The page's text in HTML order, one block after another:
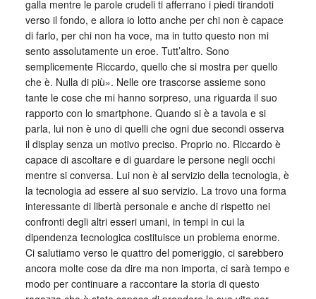
galla mentre le parole crudeli ti afferrano i piedi tirandoti
verso il fondo, e allora io lotto anche per chi non è capace
di farlo, per chi non ha voce, ma in tutto questo non mi
sento assolutamente un eroe. Tutt’altro. Sono
semplicemente Riccardo, quello che si mostra per quello
che è. Nulla di più». Nelle ore trascorse assieme sono
tante le cose che mi hanno sorpreso, una riguarda il suo
rapporto con lo smartphone. Quando si è a tavola e si
parla, lui non è uno di quelli che ogni due secondi osserva
il display senza un motivo preciso. Proprio no. Riccardo è
capace di ascoltare e di guardare le persone negli occhi
mentre si conversa. Lui non è al servizio della tecnologia, è
la tecnologia ad essere al suo servizio. La trovo una forma
interessante di libertà personale e anche di rispetto nei
confronti degli altri esseri umani, in tempi in cui la
dipendenza tecnologica costituisce un problema enorme.
Ci salutiamo verso le quattro del pomeriggio, ci sarebbero
ancora molte cose da dire ma non importa, ci sarà tempo e
modo per continuare a raccontare la storia di questo